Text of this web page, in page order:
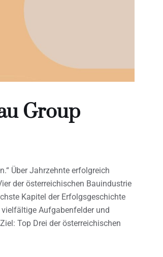
Group
Über Jahrzehnte erfolgreich
der österreichischen Bauindustrie
Kapitel der Erfolgsgeschichte
Aufgabenfelder und
Top Drei der österreichischen